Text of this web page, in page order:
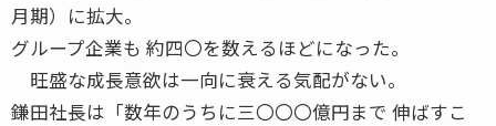
月期）に拡大。
グループ企業も 約四〇を数えるほどになった。
旺盛な成長意欲は一向に衰える気配がない。
鎌田社長は「数年のうちに三〇〇〇億円まで 伸ばすこ